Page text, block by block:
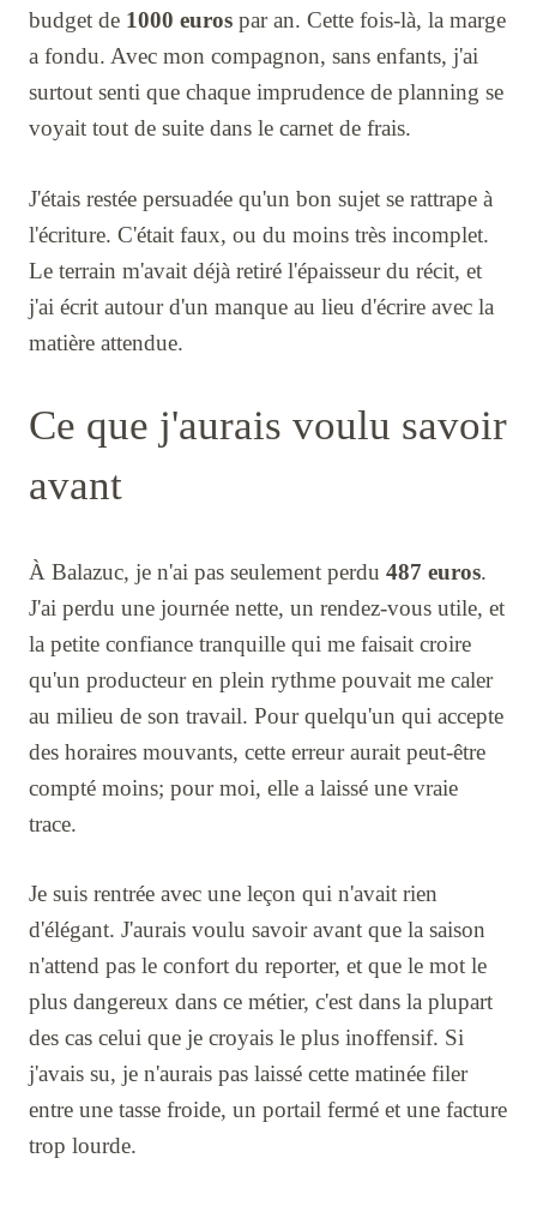
budget de 1000 euros par an. Cette fois-là, la marge
a fondu. Avec mon compagnon, sans enfants, j'ai
surtout senti que chaque imprudence de planning se
voyait tout de suite dans le carnet de frais.
J'étais restée persuadée qu'un bon sujet se rattrape à
l'écriture. C'était faux, ou du moins très incomplet.
Le terrain m'avait déjà retiré l'épaisseur du récit, et
j'ai écrit autour d'un manque au lieu d'écrire avec la
matière attendue.
Ce que j'aurais voulu savoir
avant
À Balazuc, je n'ai pas seulement perdu 487 euros.
J'ai perdu une journée nette, un rendez-vous utile, et
la petite confiance tranquille qui me faisait croire
qu'un producteur en plein rythme pouvait me caler
au milieu de son travail. Pour quelqu'un qui accepte
des horaires mouvants, cette erreur aurait peut-être
compté moins; pour moi, elle a laissé une vraie
trace.
Je suis rentrée avec une leçon qui n'avait rien
d'élégant. J'aurais voulu savoir avant que la saison
n'attend pas le confort du reporter, et que le mot le
plus dangereux dans ce métier, c'est dans la plupart
des cas celui que je croyais le plus inoffensif. Si
j'avais su, je n'aurais pas laissé cette matinée filer
entre une tasse froide, un portail fermé et une facture
trop lourde.